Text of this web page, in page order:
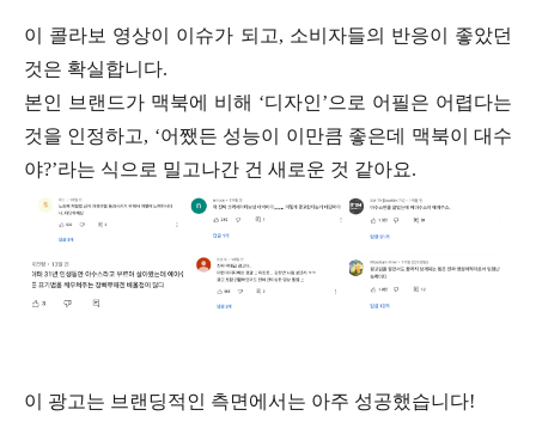
이 콜라보 영상이 이슈가 되고, 소비자들의 반응이 좋았던
것은 확실합니다.
본인 브랜드가 맥북에 비해 ‘디자인’으로 어필은 어렵다는
것을 인정하고, ‘어쨌든 성능이 이만큼 좋은데 맥북이 대수
야?’라는 식으로 밀고나간 건 새로운 것 같아요.
이 광고는 브랜딩적인 측면에서는 아주 성공했습니다!